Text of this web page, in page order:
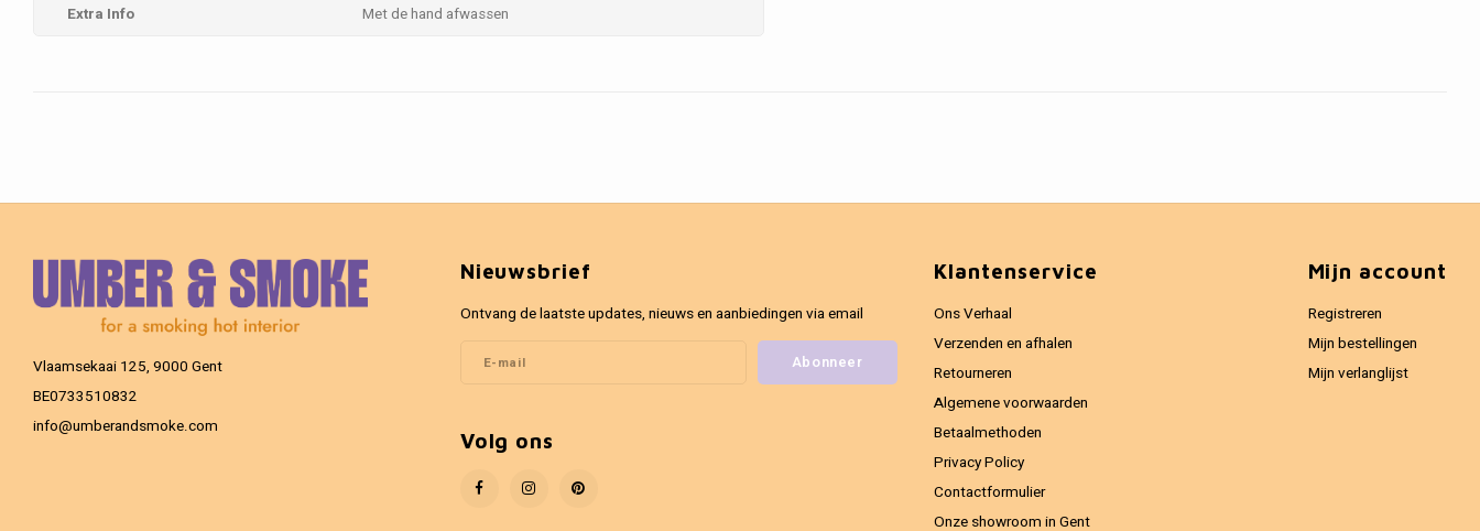
Extra Info
Met de hand afwassen
Vlaamsekaai 125, 9000 Gent
BE0733510832
info@umberandsmoke.com
Nieuwsbrief
Ontvang de laatste updates, nieuws en aanbiedingen via email
Abonneer
Volg ons
Klantenservice
Ons Verhaal
Verzenden en afhalen
Retourneren
Algemene voorwaarden
Betaalmethoden
Privacy Policy
Contactformulier
Onze showroom in Gent
Mijn account
Registreren
Mijn bestellingen
Mijn verlanglijst